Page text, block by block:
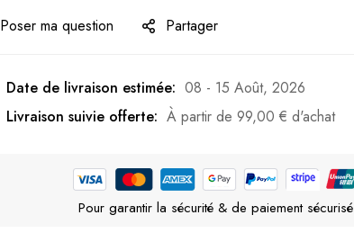
Poser ma question Partager
Date de livraison estimée: 08 - 15 Août, 2026
Livraison suivie offerte: À partir de 99,00 € d'achat
Pour garantir la sécurité & de paiement sécurisé